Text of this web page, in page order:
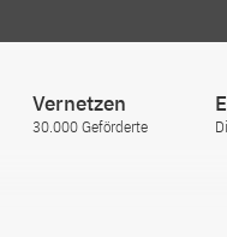
Vernetzen
30.000 Geförderte